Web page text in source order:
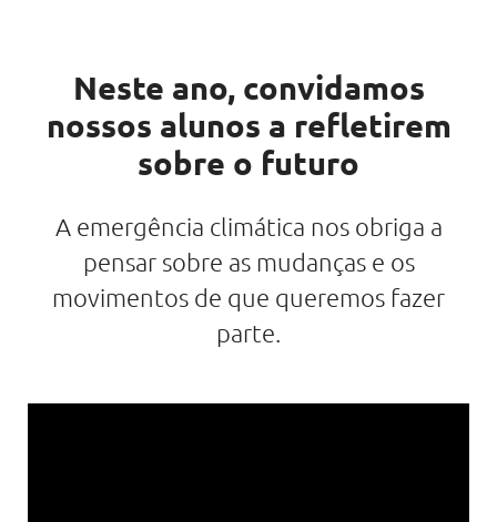
Neste ano, convidamos
nossos alunos a refletirem
sobre o futuro
A emergência climática nos obriga a
pensar sobre as mudanças e os
movimentos de que queremos fazer
parte.